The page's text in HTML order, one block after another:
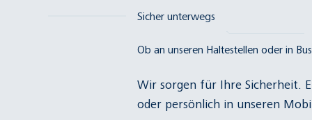
Sicher unterwegs
Ob an unseren Haltestellen oder in
Wir sorgen für Ihre Sicherheit.
oder persönlich in unseren